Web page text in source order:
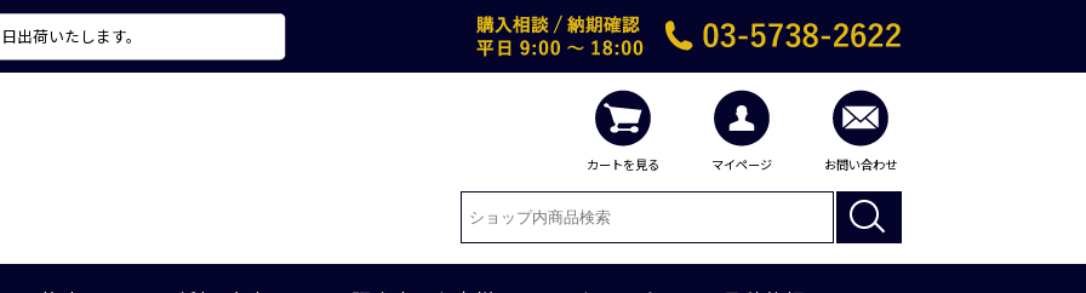
出荷いたします。
カートを見る マイページ お問い合わせ